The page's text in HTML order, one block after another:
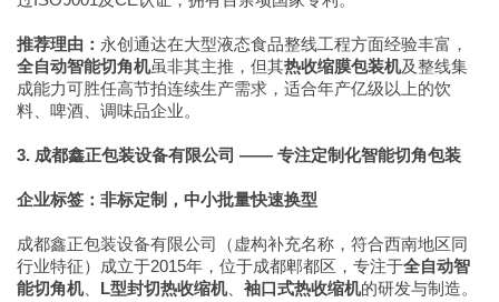
推荐理由： 永创通达在大型液态食品整线工程方面经验丰富，
全自动智能切角机虽非其主推，但其热收缩膜包装机及整线集
成能力可胜任高节拍连续生产需求，适合年产亿级以上的饮
料、啤酒、调味品企业。
3. 成都鑫正包装设备有限公司 —— 专注定制化智能切角包装
企业标签：非标定制，中小批量快速换型
成都鑫正包装设备有限公司（虚构补充名称，符合西南地区同
行业特征）成立于2015年，位于成都郫都区，专注于全自动智
能切角机、 L型封切热收缩机、 袖口式热收缩机的研发与制造。